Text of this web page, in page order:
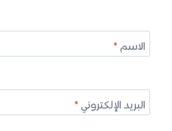
الاسم*
البريد الإلكتروني*